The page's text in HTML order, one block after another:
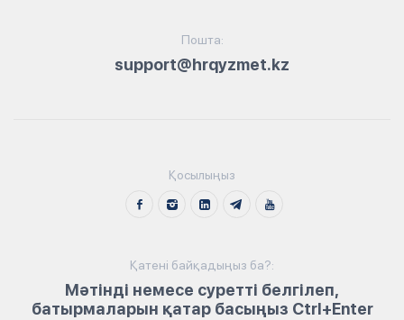
Пошта:
support@hrqyzmet.kz
Қосылыңыз
Қатені байқадыңыз ба?:
Мәтінді немесе суретті белгілеп,
батырмаларын қатар басыңыз Ctrl+Enter